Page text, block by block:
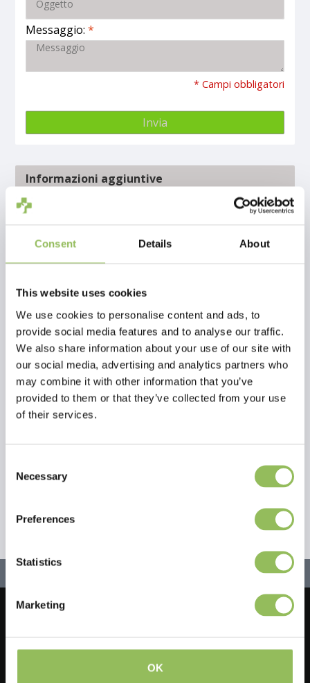
Consent Details About
This website uses cookies
We use cookies to personalise content and ads, to
provide social media features and to analyse our traffic.
We also share information about your use of our site with
our social media, advertising and analytics partners who
may combine it with other information that you’ve
provided to them or that they’ve collected from your use
of their services.
Selection
Necessary
Preferences
Statistics
Marketing
OK
Messaggio: *
* Campi obbligatori
Invia
Informazioni aggiuntive
Chi siamo
Condizioni e termini generali
Spedizione e restituzione
Servizio clienti e contatti
Mappa del sito
Iscriviti alla nostra newsletter